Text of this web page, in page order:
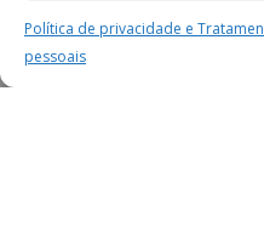
Política de privacidade e
pessoais